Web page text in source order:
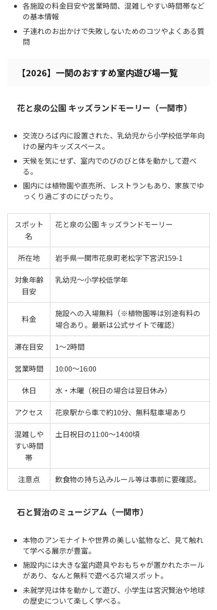
各施設の料金目安や営業時間、混雑しやすい時間帯など
の基本情報
子連れのお出かけで失敗しないためのコツやよくある質
問
【2026】一関のおすすめ室内遊び場一覧
花と泉の公園 キッズランドモーリー（一関市）
交流ひろば内に設置された、乳幼児から小学校低学年向
けの屋内キッズスペース。
天候を気にせず、室内でのびのびと体を動かして遊べ
る。
園内には植物園や直売所、レストランもあり、家族でゆ
っくり過ごすのにぴったり。
スポット
名
花と泉の公園 キッズランドモーリー
所在地 岩手県一関市花泉町老松字下宮沢159-1
対象年齢
目安
乳幼児〜小学校低学年
料金
施設への入場無料（※植物園等は別途有料の
場合あり。最新は公式サイトで確認）
滞在目安 1〜2時間
営業時間 10:00～16:00
休日 水・木曜（祝日の場合は翌日休み）
アクセス 花泉駅から車で約10分、無料駐車場あり
混雑しや
すい時間
帯
土日祝日の11:00〜14:00頃
注意点 飲食物の持ち込みルール等は事前に要確認。
石と賢治のミュージアム（一関市）
本物のアンモナイトや世界の美しい鉱物など、見て触れ
て学べる展示が豊富。
施設内には大きな室内遊具やおもちゃが置かれたホール
があり、なんと無料で遊べる穴場スポット。
未就学児は体を動かして遊び、小学生は宮沢賢治や地球
の歴史について楽しく学べる。